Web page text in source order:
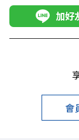
加好
會